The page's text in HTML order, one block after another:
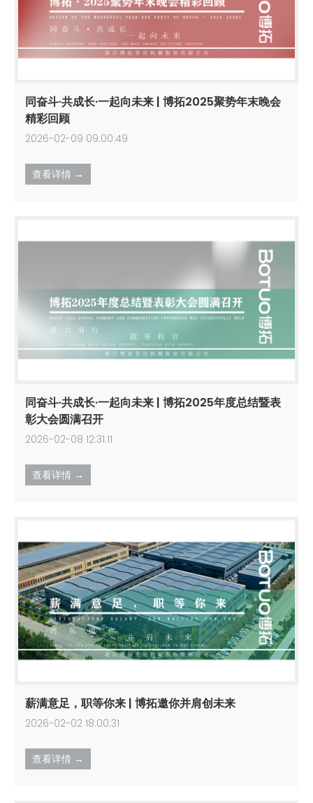
同奋斗·共成长·一起向未来 | 博拓2025聚势年末晚会
精彩回顾
2026-02-09 09:00:49
查看详情 →
同奋斗·共成长·一起向未来 | 博拓2025年度总结暨表
彰大会圆满召开
2026-02-08 12:31:11
查看详情 →
薪满意足，职等你来 | 博拓邀你并肩创未来
2026-02-02 18:00:31
查看详情 →